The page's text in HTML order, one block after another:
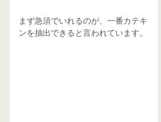
まず急須でいれるのが、一番カテキ
ンを抽出できると言われています。